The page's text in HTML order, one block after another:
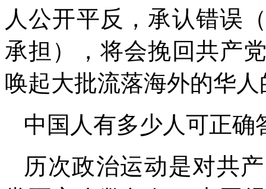
人公开平反，承认错误
承担），将会挽回共产
唤起大批流落海外的华
中国人有多少人可正确
历次政治运动是对共